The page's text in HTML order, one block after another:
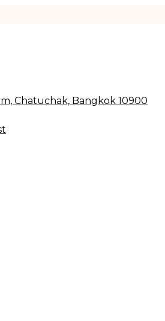
Chatuchak, Bangkok 10900